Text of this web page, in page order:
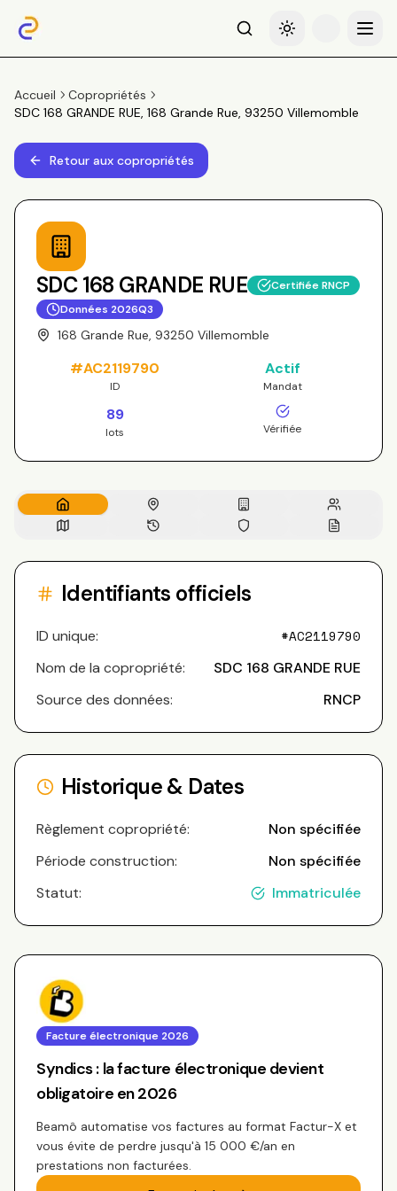
RechercheBasculer le thème
Menu
Accueil
Copropriétés
SDC 168 GRANDE RUE, 168 Grande Rue, 93250 Villemomble
Retour aux copropriétés
SDC 168 GRANDE RUE
Certifiée RNCP
Données 2026Q3
168 Grande Rue, 93250 Villemomble
#AC2119790
ID
Actif
Mandat
89
lots Vérifiée
Identifiants officiels
ID unique: #AC2119790
Nom de la copropriété:
SDC 168 GRANDE RUE
Source des données:
RNCP
Historique & Dates
Règlement copropriété:
Non spécifiée
Période construction:
Non spécifiée
Statut:
Immatriculée
Facture électronique 2026
Syndics : la facture électronique devient
obligatoire en 2026
Beamô automatise vos factures au format Factur-X et
vous évite de perdre jusqu'à 15 000 €/an en
prestations non facturées.